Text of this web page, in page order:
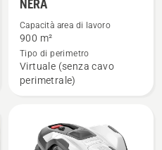
su
Automower®
405VE
NERA
NERA
Capacità area di lavoro
900 m²
Tipo di perimetro
Virtuale (senza cavo
perimetrale)